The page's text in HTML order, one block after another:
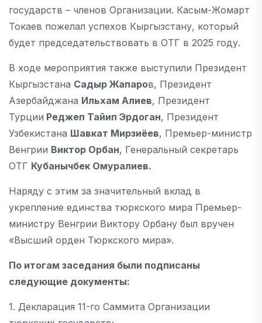
государств – членов Организации. Касым-Жомарт
Токаев пожелал успехов Кыргызстану, который
будет председательствовать в ОТГ в 2025 году.
В ходе мероприятия также выступили Президент
Кыргызстана Садыр Жапаров, Президент
Азербайджана Ильхам Алиев, Президент
Турции Реджеп Тайип Эрдоган, Президент
Узбекистана Шавкат Мирзиёев, Премьер-министр
Венгрии Виктор Орбан, Генеральный секретарь
ОТГ Кубанычбек Омуралиев.
Наряду с этим за значительный вклад в
укрепление единства тюркского мира Премьер-
министру Венгрии Виктору Орбану был вручен
«Высший орден Тюркского мира».
По итогам заседания были подписаны
следующие документы:
1. Декларация 11-го Саммита Организации